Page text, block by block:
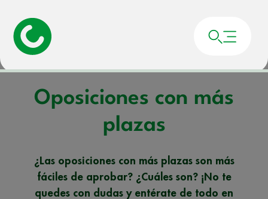
Portada»
Oposiciones con más
plazas
¿Las oposiciones con más plazas son más
fáciles de aprobar? ¿Cuáles son? ¡No te
quedes con dudas y entérate de todo en